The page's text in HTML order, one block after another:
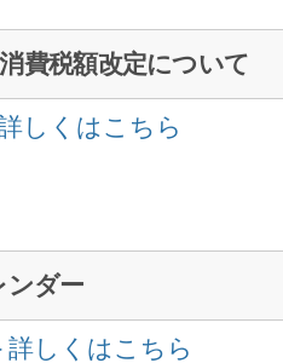
費税額改定について
しくはこちら
ンダー
詳しくはこちら